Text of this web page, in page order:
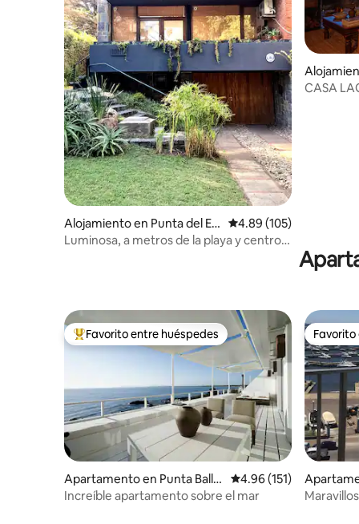
Alojamiento en Punta del Est
e
Calificación promedio:
4.89 (105)
Luminosa, a metros de la playa y centro
CASA
Favorito entre huéspedes preferido
Favorito entre huéspedes
Apartamento en Punta Balle
na
Calificación promedio:
4.96 (151)
Increíble apartamento sobre el mar
ste